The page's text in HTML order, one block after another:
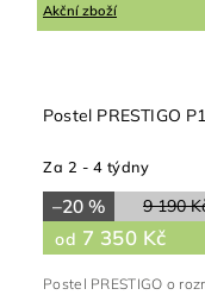
Akční zboží
Postel PRESTIGO
Za 2 - 4 týdny
9 190
–20 %
od 7 350 Kč
Postel PRESTIGO o